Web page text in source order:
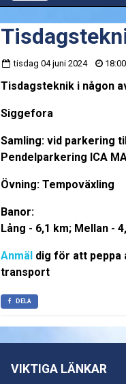
tisdag 04 juni 2024 18:00
Tisdagsteknik i någon
Siggefora
Samling: vid parkering
Pendelparkering ICA
Övning: Tempoväxling
Banor:
Lång - 6,1 km; Mellan -
Anmäl dig för att peppa
transport
DELA
VIKTIGA LÄNKAR